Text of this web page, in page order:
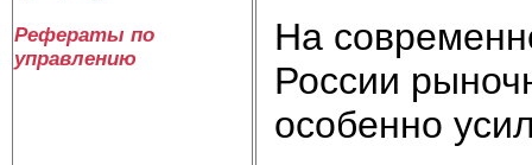
Рефераты по
управлению
На
России
особенно